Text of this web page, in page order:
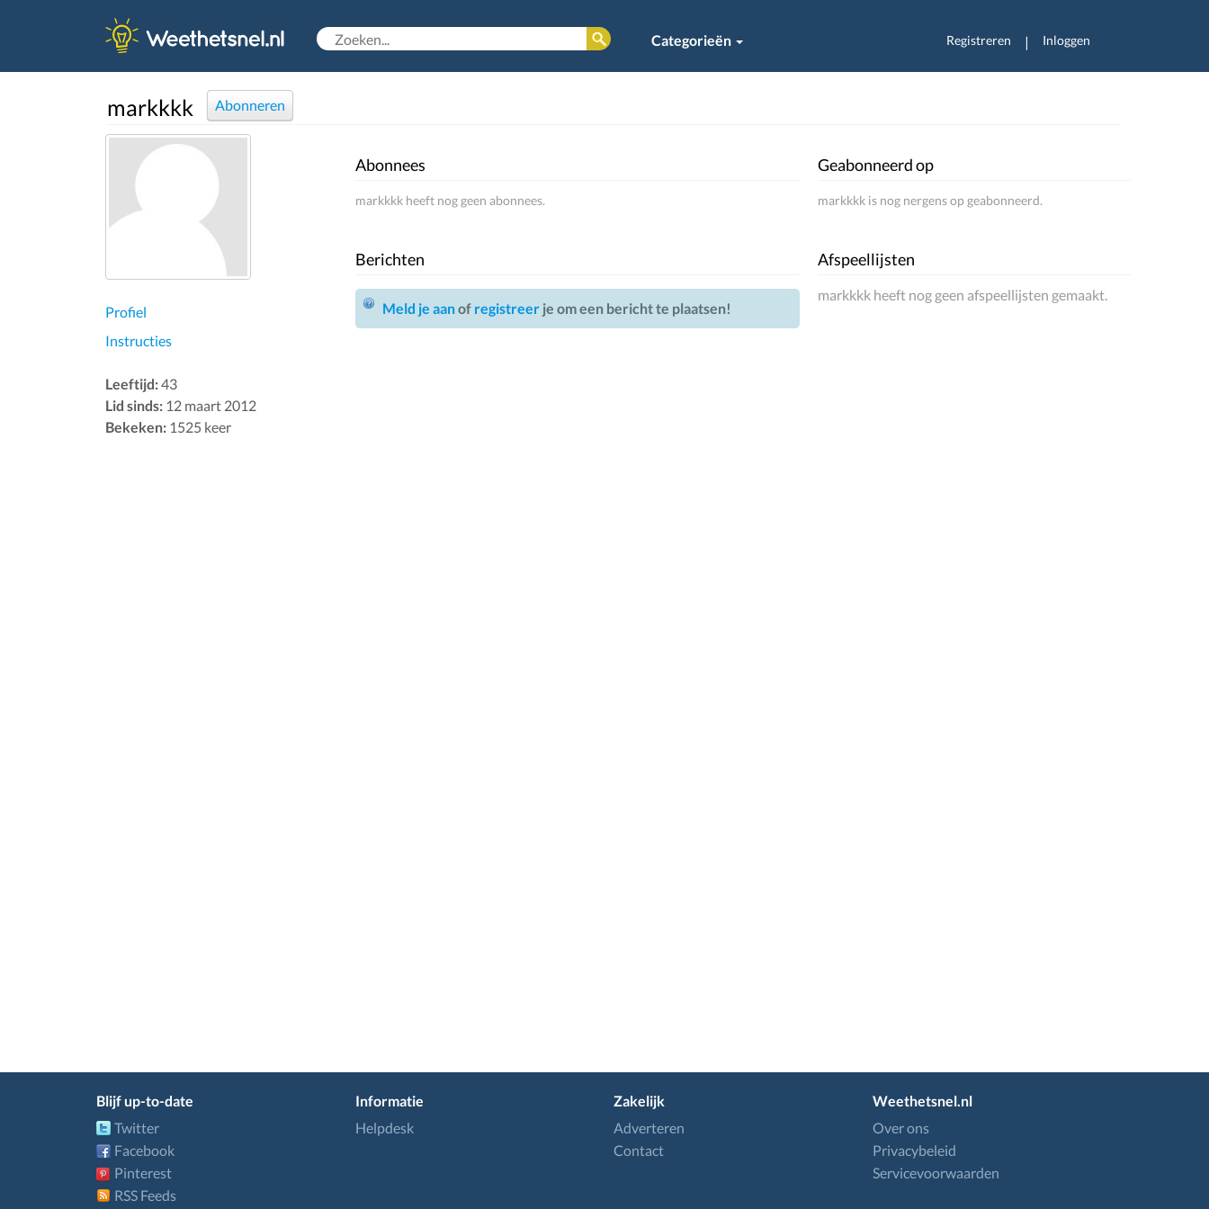
Categorieën Registreren | Inloggen
markkkk Abonneren
Profiel
Instructies
Leeftijd:43
Lid sinds: 12 maart 2012
Bekeken: 1525 keer
Abonnees
markkkk heeft nog geen abonnees.
Berichten
Meld je aanof registreerje om een bericht te plaatsen!
Geabonneerd op
markkkk is nog nergens op geabonneerd.
Afspeellijsten
markkkk heeft nog geen afspeellijsten gemaakt.
Blijf up-to-date
Twitter
Facebook
Pinterest
RSS Feeds
Informatie
Helpdesk
Zakelijk
Adverteren
Contact
Weethetsnel.nl
Over ons
Privacybeleid
Servicevoorwaarden